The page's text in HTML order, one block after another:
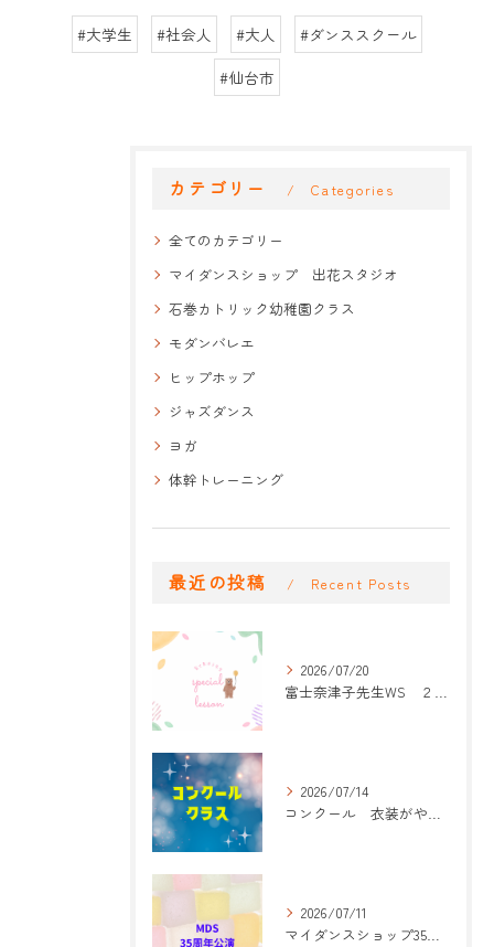
#大学生 #社会人 #大人
#ダンススクール
#仙台市
カテゴリー Categories
全てのカテゴリー
マイダンスショップ 出花スタジオ
石巻カトリック幼稚園クラス
モダンバレエ
ヒップホップ
ジャズダンス
ヨガ
体幹トレーニング
最近の投稿 Recent Posts
2026/07/20
富士奈津子先生WS ２回目
2026/07/14
コンクール 衣装がやって来た！
2026/07/11
マイダンスショップ35周年記念公演 振付開始